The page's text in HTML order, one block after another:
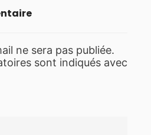
ne sera pas publiée.
sont indiqués avec